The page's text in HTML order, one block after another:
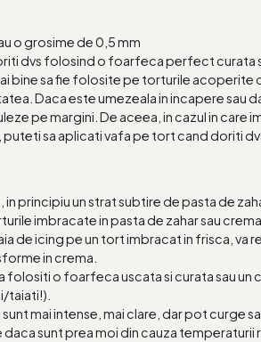
o grosime de 0,5 mm
dvs folosind o foarfeca perfect curata
bine sa fie folosite pe torturile acoperite
Daca este umezeala in incapere sau
pe margini. De aceea, in cazul in
puteti sa aplicati vafa pe tort cand doriti
principiu un strat subtire de pasta de
imbracate in pasta de zahar sau crema
de icing pe un tort imbracat in frisca, va
in crema.
o foarfeca uscata si curata sau
taiati!).
mai intense, mai clare, dar pot curge
sunt prea moi din cauza temperaturii